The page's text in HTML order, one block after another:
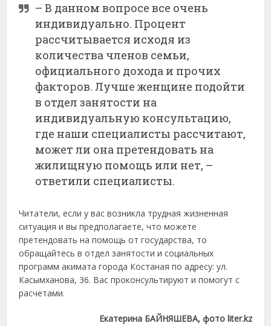
– В данном вопросе все очень
индивидуально. Процент
рассчитывается исходя из
количества членов семьи,
официального дохода и прочих
факторов. Лучше женщине подойти
в отдел занятости на
индивидуальную консультацию,
где наши специалисты рассчитают,
может ли она претендовать на
жилищную помощь или нет, –
ответили специалисты.
Читатели, если у вас возникла трудная жизненная
ситуация и вы предполагаете, что можете
претендовать на помощь от государства, то
обращайтесь в отдел занятости и социальных
программ акимата города Костаная по адресу: ул.
Касымханова, 36. Вас проконсультируют и помогут с
расчетами.
Екатерина БАЙНЯШЕВА, фото liter.kz